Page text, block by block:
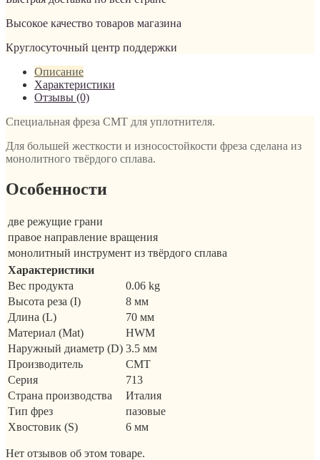
Высокое качество товаров магазина
Круглосуточный центр поддержки
Описание
Характеристики
Отзывы (0)
Специальная фреза CMT для уплотнителя.
Для большей жесткости и износостойкости фреза сделана из
монолитного твёрдого сплава.
Особенности
две режущие грани
правое направление вращения
монолитный инструмент из твёрдого сплава
Характеристики
Вес продукта
0.06 kg
Высота реза (I)
8 мм
Длина (L)
70 мм
Материал (Mat)
HWM
Наружный диаметр (D) 3.5 мм
Производитель
CMT
Серия
713
Страна производства
Италия
Тип фрез
пазовые
Хвостовик (S)
6 мм
Нет отзывов об этом товаре.